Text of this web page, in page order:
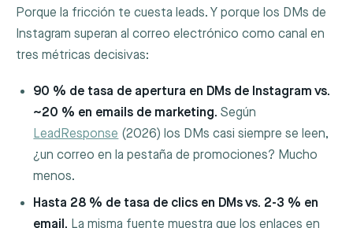
Porque la fricción te cuesta leads. Y porque los DMs de
Instagram superan al correo electrónico como canal en
tres métricas decisivas:
90 % de tasa de apertura en DMs de Instagram vs.
~20 % en emails de marketing. Según
LeadResponse (2026) los DMs casi siempre se leen,
¿un correo en la pestaña de promociones? Mucho
menos.
Hasta 28 % de tasa de clics en DMs vs. 2-3 % en
email. La misma fuente muestra que los enlaces en